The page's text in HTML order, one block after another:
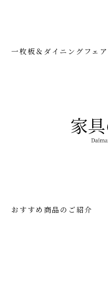
一枚板＆ダイニングフェア
おすすめ商品のご紹介